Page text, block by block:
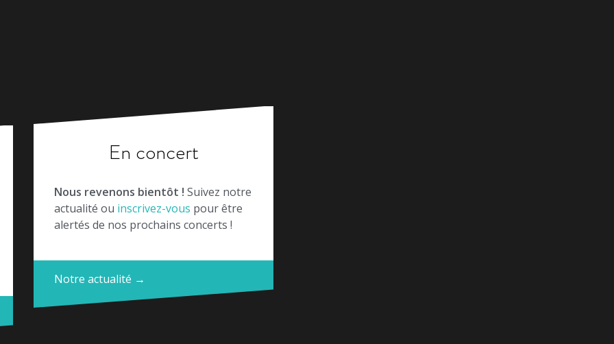
En concert
Nous revenons bientôt ! Suivez notre
actualité ou inscrivez-vous pour être
alertés de nos prochains concerts !
Notre actualité →